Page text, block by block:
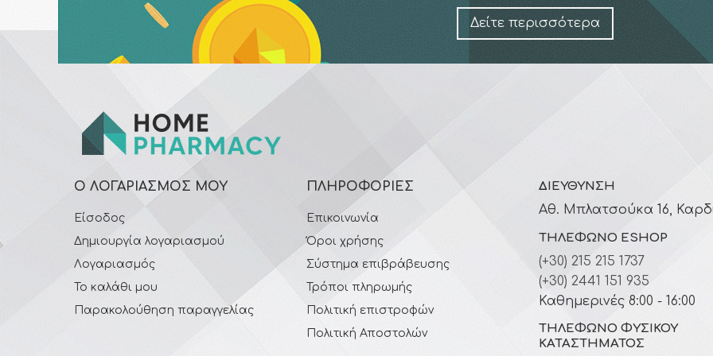
Δείτε περισσότερα
Ο ΛΟΓΑΡΙΑΣΜΌΣ ΜΟΥ
Είσοδος
Δημιουργία λογαριασμού
Λογαριασμός
Το καλάθι μου
Παρακολούθηση παραγγελίας
ΠΛΗΡΟΦΟΡΊΕΣ
Επικοινωνία
Όροι χρήσης
Σύστημα επιβράβευσης
Τρόποι πληρωμής
Πολιτική επιστροφών
Πολιτική Αποστολών
ΔΙΕΎΘΥΝΣΗ
Αθ. Μπλατσούκα 16,
ΤΗΛΈΦΩΝΟ ESHOP
(+30) 215 215 1737
(+30) 2441 151 935
Καθημερινές 8:00 - 16:00
ΤΗΛΈΦΩΝΟ ΦΥΣΙΚΟΎ
ΚΑΤΑΣΤΉΜΑΤΟΣ